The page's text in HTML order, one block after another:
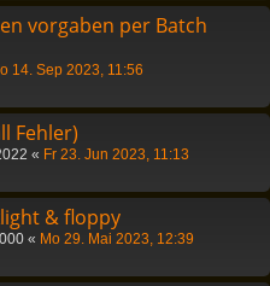
vorgaben per Batch
14. Sep 2023, 11:56
Fehler)
« Fr 23. Jun 2023, 11:13
& floppy
« Mo 29. Mai 2023, 12:39